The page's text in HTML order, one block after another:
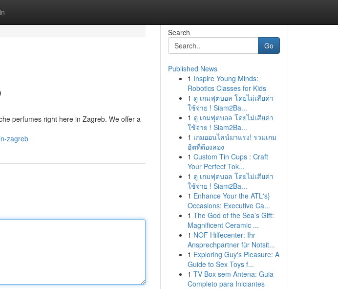
perfumes right here in Zagreb. We offer a
zagreb
Search
Go
Published News
1 Inspire Young Minds:
Robotics Classes for Kids
1 ดู เกมฟุตบอล โดยไม่เสียค่า
ใช้จ่าย ! Siam2Ba...
1 ดู เกมฟุตบอล โดยไม่เสียค่า
ใช้จ่าย ! Siam2Ba...
1 เกมออนไลน์มาแรง! รวมเกม
ฮิตที่ต้องลอง
1 Custom Tin Cups : Craft
Your Perfect Tok...
1 ดู เกมฟุตบอล โดยไม่เสียค่า
ใช้จ่าย ! Siam2Ba...
1 Enhance Your the ATL's}
Occasions: Executive Ca...
1 The God of the Sea’s Gift:
Magnificent Ceramic ...
1 NOF Hilfecenter: Ihr
Ansprechpartner für Notsit...
1 Exploring Guy's Pleasure: A
Guide to Sex Toys f...
1 TV Box sem Antena: Guia
Completo para Iniciantes